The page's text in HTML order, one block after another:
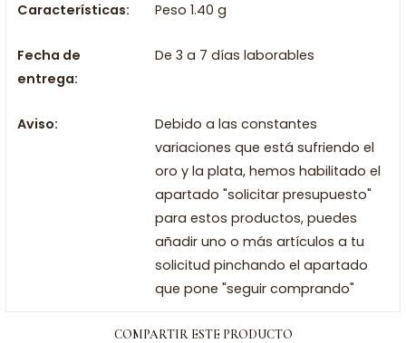
Características: Peso 1.40 g
Fecha de
entrega:
De 3 a 7 días laborables
Aviso:
Debido a las constantes
variaciones que está sufriendo el
oro y la plata, hemos habilitado el
apartado "solicitar presupuesto"
para estos productos, puedes
añadir uno o más artículos a tu
solicitud pinchando el apartado
que pone "seguir comprando"
COMPARTIR ESTE PRODUCTO